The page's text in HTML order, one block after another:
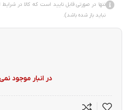
تنها در صورتی قابل تایید است که کالا در
نباید باز شده باشد).
در انبار موجود